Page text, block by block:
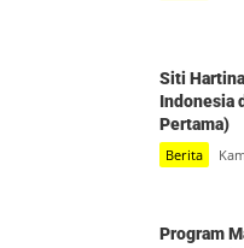
Siti
Indonesia
Pertama)
Berita
Program